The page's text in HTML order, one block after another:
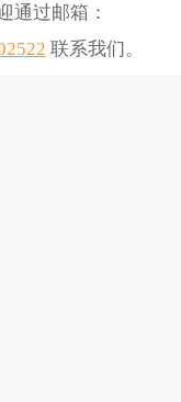
通过邮箱：
联系我们。